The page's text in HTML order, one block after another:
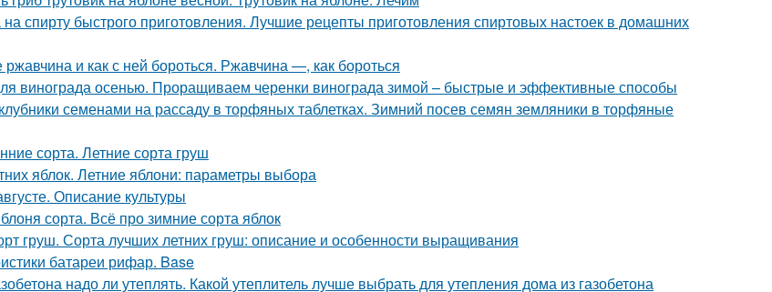
на спирту быстрого приготовления. Лучшие рецепты приготовления спиртовых настоек в домашних
ржавчина и как с ней бороться. Ржавчина —, как бороться
винограда осенью. Проращиваем черенки винограда зимой – быстрые и эффективные способы
семенами на рассаду в торфяных таблетках. Зимний посев семян земляники в торфяные
сорта. Летние сорта груш
яблок. Летние яблони: параметры выбора
Описание культуры
сорта. Всё про зимние сорта яблок
груш. Сорта лучших летних груш: описание и особенности выращивания
батареи рифар. Base
надо ли утеплять. Какой утеплитель лучше выбрать для утепления дома из газобетона